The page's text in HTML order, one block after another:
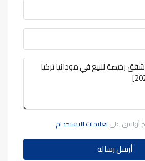
أوافق علىتعليمات الاستخدام
أرسل رسالة